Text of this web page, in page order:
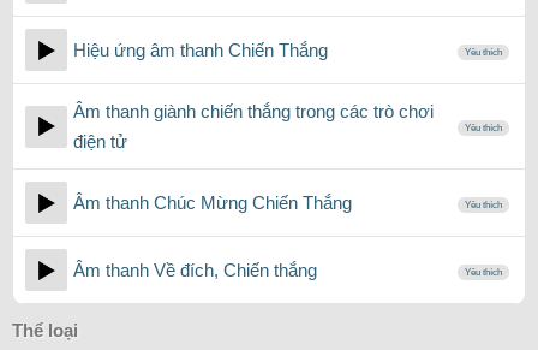
Hiệu ứng âm thanh Chiến Thắng Yêu thích
Âm thanh giành chiến thắng trong các trò chơi
điện tử
Yêu thích
Âm thanh Chúc Mừng Chiến Thắng Yêu thích
Âm thanh Về đích, Chiến thắng Yêu thích
Thể loại